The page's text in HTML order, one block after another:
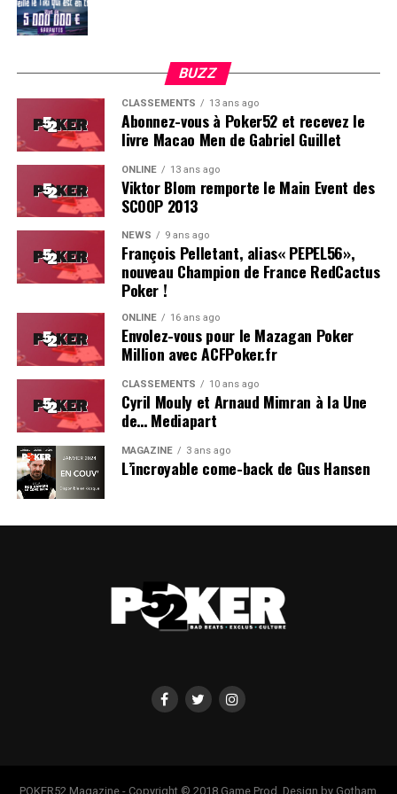
Soleau à gauche, sorti par Logghe au centre
BUZZ
CLASSEMENTS 13 ans ago
Abonnez-vous à Poker52 et recevez le
livre Macao Men de Gabriel Guillet
ONLINE 13 ans ago
Viktor Blom remporte le Main Event des
SCOOP 2013
NEWS 9 ans ago
François Pelletant, alias« PEPEL56»,
nouveau Champion de France RedCactus
Poker !
ONLINE 16 ans ago
Envolez-vous pour le Mazagan Poker
Million avec ACFPoker.fr
CLASSEMENTS 10 ans ago
Cyril Mouly et Arnaud Mimran à la Une
de… Mediapart
MAGAZINE 3 ans ago
L’incroyable come-back de Gus Hansen
POKER52 Magazine - Copyright © 2018 Game Prod. Design by Gotham